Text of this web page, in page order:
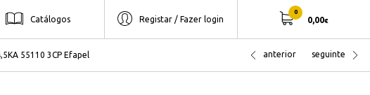
Catálogos Registar / Fazer login
0
0,00€
55110 3CP Efapel anterior seguinte